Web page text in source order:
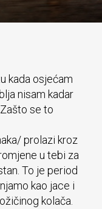
kada osjećam
nisam kadar
se to
prolazi kroz
u tebi za
To je period
kao jace i
kolača.